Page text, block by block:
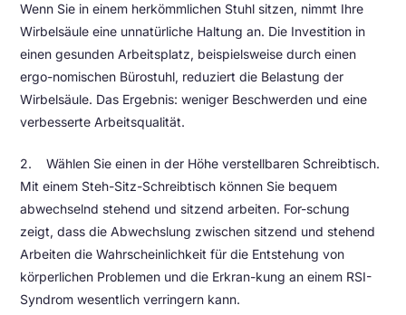
Wenn Sie in einem herkömmlichen Stuhl sitzen, nimmt Ihre
Wirbelsäule eine unnatürliche Haltung an. Die Investition in
einen gesunden Arbeitsplatz, beispielsweise durch einen
ergo-nomischen Bürostuhl, reduziert die Belastung der
Wirbelsäule. Das Ergebnis: weniger Beschwerden und eine
verbesserte Arbeitsqualität.
2. Wählen Sie einen in der Höhe verstellbaren Schreibtisch.
Mit einem Steh-Sitz-Schreibtisch können Sie bequem
abwechselnd stehend und sitzend arbeiten. For-schung
zeigt, dass die Abwechslung zwischen sitzend und stehend
Arbeiten die Wahrscheinlichkeit für die Entstehung von
körperlichen Problemen und die Erkran-kung an einem RSI-
Syndrom wesentlich verringern kann.